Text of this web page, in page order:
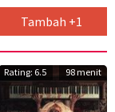
Tambah +1
Rating: 6.5 98 menit